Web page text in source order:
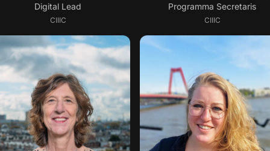
Digital Lead
CIIIC
Programma Secretaris
CIIIC